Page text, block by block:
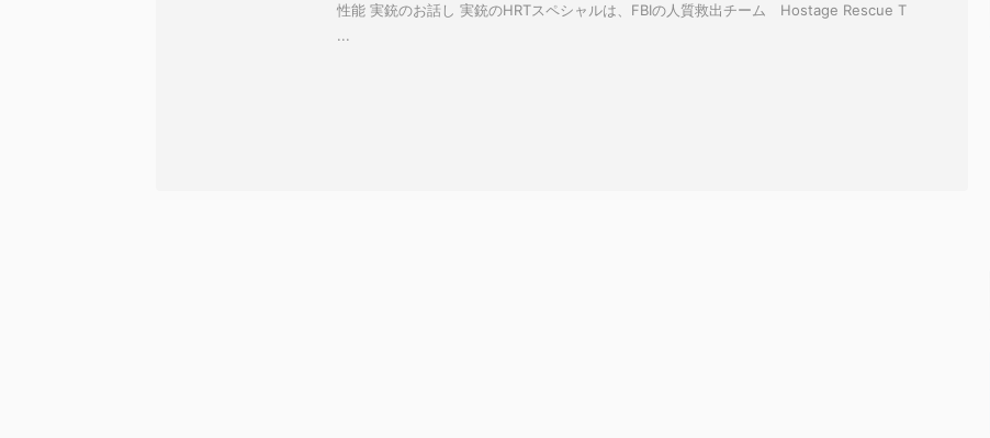
性能 実銃のお話し 実銃のHRTスペシャルは、FBIの人質救出チーム Hostage Rescue T
...